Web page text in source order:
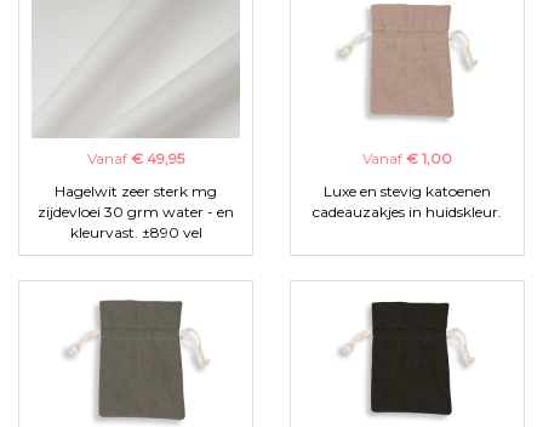
Vanaf € 49,95
Hagelwit zeer sterk mg
zijdevloei 30 grm water - en
kleurvast. ±890 vel
Vanaf € 1,00
Luxe en stevig katoenen
cadeauzakjes in huidskleur.